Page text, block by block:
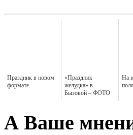
Праздник в новом
формате
«Праздник
желудка» в
Бызовой – ФОТО
На
А Ваше